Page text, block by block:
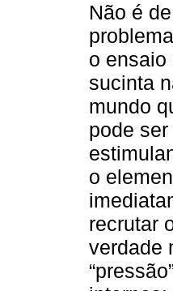
Não é
o ensaio
sucinta
mundo
pode
o
recrutar
verdade